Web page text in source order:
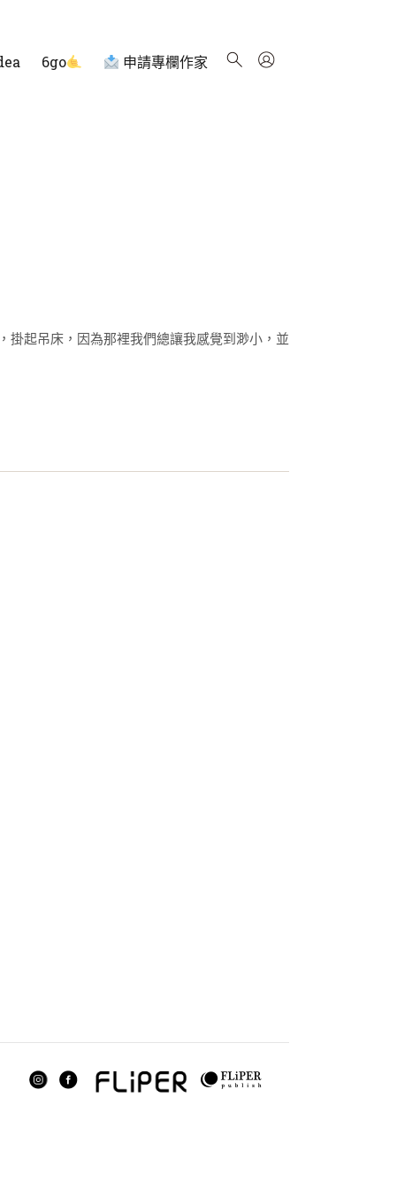
6go 申請專欄作家
掛起吊床，因為那裡我們總讓我感覺到渺小，並